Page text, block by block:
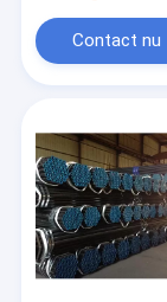
Producten
Ongeveer
Fabrieksreis
Contact nu